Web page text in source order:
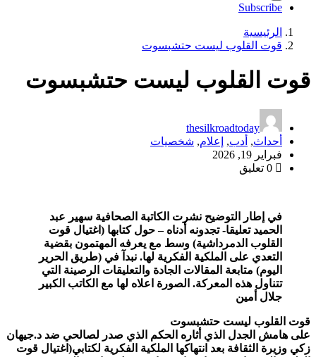
Subscribe
الرئيسية
قوت القلوب ليست حتشبسوت
قوت القلوب ليست حتشبسوت
thesilkroadtoday
أحداث, أدب, إعلام, شخصيات
فبراير 19, 2026
في إطار التوضيح نشرت الكاتبة الصحافية سهير عبد
الحميد تعليقا- تجدونه أدناه – حول كتابها (اغتيال قوت
القلوب الدمرداشية) وسط مع يعرفه المهتمون بقضية
التعدي على الملكية الفكرية لها. نبدآ في (طريق الحرير
اليوم) متابعة المقالات الجادة والتعليقات الرصينة التي
تتناول هذه المعركة. الصورة اعلاه لها مع الكاتب الكبير
جلال أمين
قوت القلوب ليست حتشبسوت
على هامش الجدل الذي أثاره الحكم الذي صدر لصالحي ضد د.جيهان
زكي وزيرة الثقافة بعد انتهاكها الملكية الفكرية لكتابي(اغتيال قوت